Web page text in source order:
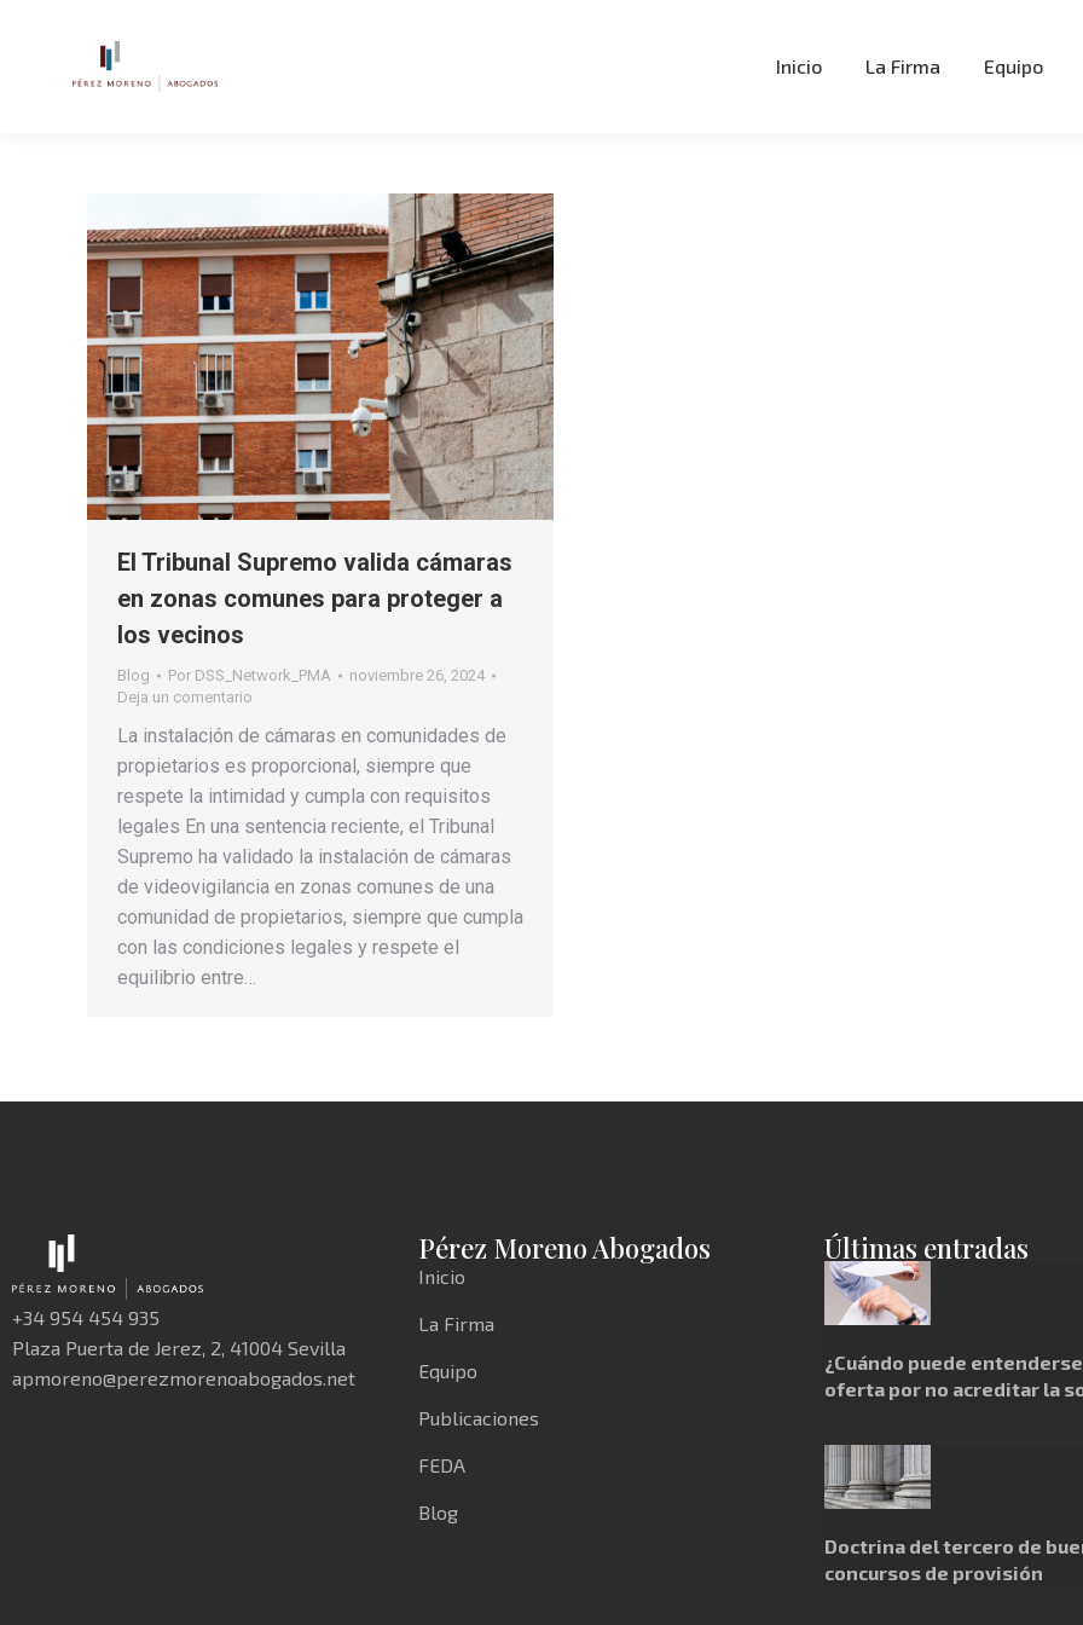
Inicio La Firma Equipo
El Tribunal Supremo valida cámaras
en zonas comunes para proteger a
los vecinos
Blog Por DSS_Network_PMA
noviembre 26, 2024
Deja un comentario
La instalación de cámaras en comunidades de
propietarios es proporcional, siempre que
respete la intimidad y cumpla con requisitos
legales En una sentencia reciente, el Tribunal
Supremo ha validado la instalación de cámaras
de videovigilancia en zonas comunes de una
comunidad de propietarios, siempre que cumpla
con las condiciones legales y respete el
equilibrio entre…
+34 954 454 935
Plaza Puerta de Jerez, 2, 41004 Sevilla
apmoreno@perezmorenoabogados.net
Pérez Moreno Abogados
Inicio
La Firma
Equipo
Publicaciones
FEDA
Blog
Últimas entradas
¿Cuándo puede
oferta por no acreditar la
Doctrina del tercero de
concursos de provisión